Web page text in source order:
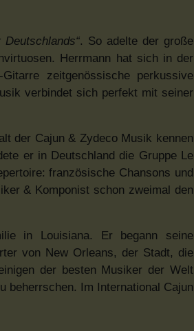
. So adelte der große
Herrmann hat sich in der
zeitgenössische perkussive
verbindet sich perfekt mit seiner
der Cajun & Zydeco Musik kennen
er in Deutschland die Gruppe Le
französische Chansons und
& Komponist schon zweimal den
in Louisiana. Er begann seine
von New Orleans, der Stadt, die
der besten Musiker der Welt
beherrschen. Im International Cajun